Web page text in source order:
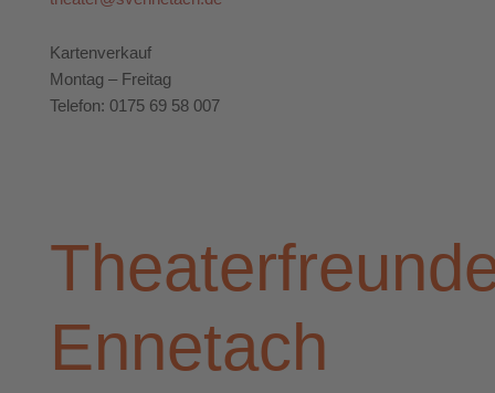
Kartenverkauf
Montag – Freitag
Telefon: 0175 69 58 007
Ennetach